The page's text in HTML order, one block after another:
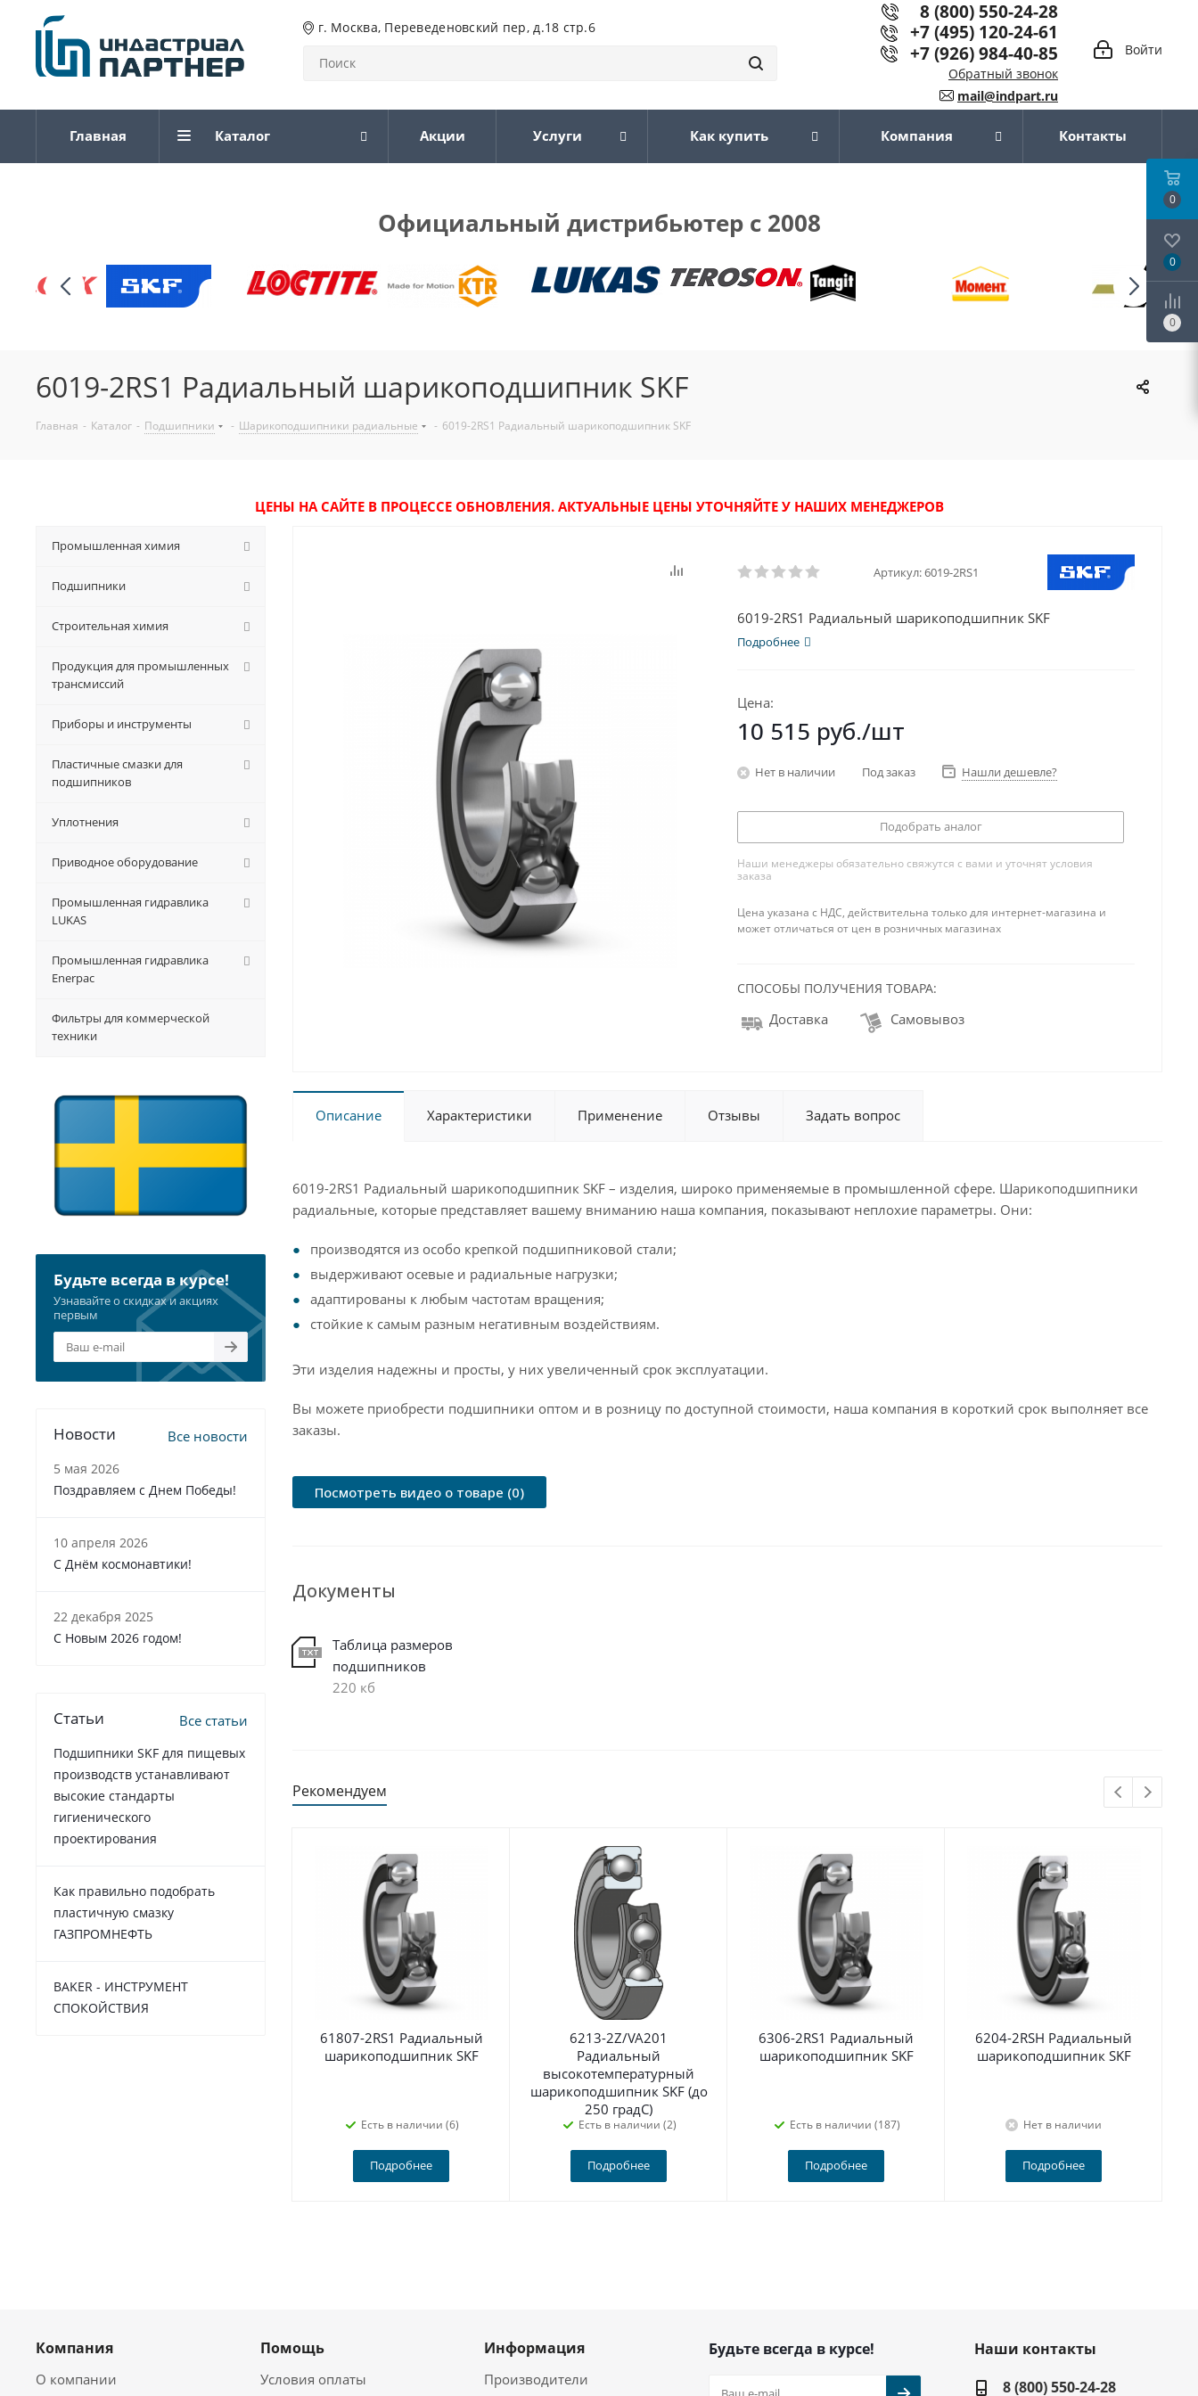
г. Москва, Переведеновский пер, д.18 стр.6
Войти
8 (800) 550-24-28
+7 (495) 120-24-61
+7 (926) 984-40-85
Обратный звонок
mail@indpart.ru
Главная Каталог Акции Услуги Как купить Компания Контакты
Официальный дистрибьютер с 2008
6019-2RS1 Радиальный шарикоподшипник SKF
Главная - Каталог - Подшипники - Шарикоподшипники радиальные - 6019-2RS1 Радиальный шарикоподшипник SKF
ЦЕНЫ НА САЙТЕ В ПРОЦЕССЕ ОБНОВЛЕНИЯ. АКТУАЛЬНЫЕ ЦЕНЫ УТОЧНЯЙТЕ У НАШИХ МЕНЕДЖЕРОВ
Артикул:6019-2RS1
6019-2RS1 Радиальный шарикоподшипник SKF
Подробнее
Цена:
10 515 руб./шт
Нет в наличии Под заказ Нашли дешевле?
Подобрать аналог
Наши менеджеры обязательно свяжутся с вами и уточнят условия
заказа
Цена указана с НДС, действительна только для интернет-магазина и
может отличаться от цен в розничных магазинах
СПОСОБЫ ПОЛУЧЕНИЯ ТОВАРА:
Доставка Самовывоз
Описание Характеристики Применение Отзывы Задать вопрос
6019-2RS1 Радиальный шарикоподшипник SKF – изделия, широко применяемые в промышленной сфере. Шарикоподшипники
радиальные, которые представляет вашему вниманию наша компания, показывают неплохие параметры. Они:
производятся из особо крепкой подшипниковой стали;
выдерживают осевые и радиальные нагрузки;
адаптированы к любым частотам вращения;
стойкие к самым разным негативным воздействиям.
Эти изделия надежны и просты, у них увеличенный срок эксплуатации.
Вы можете приобрести подшипники оптом и в розницу по доступной стоимости, наша компания в короткий срок выполняет все
заказы.
Посмотреть видео о товаре (0)
Документы
Таблица размеров
подшипников
220 кб
Рекомендуем
61807-2RS1 Радиальный
шарикоподшипник SKF
Есть в наличии (6)
Подробнее
6213-2Z/VA201
Радиальный
высокотемпературный
шарикоподшипник SKF (до
250 градС)
Есть в наличии (2)
Подробнее
6306-2RS1 Радиальный
шарикоподшипник SKF
Есть в наличии (187)
Подробнее
6204-2RSH Радиальный
шарикоподшипник SKF
Нет в наличии
Подробнее
Промышленная химия
Подшипники
Строительная химия
Продукция для промышленных
трансмиссий
Приборы и инструменты
Пластичные смазки для
подшипников
Уплотнения
Приводное оборудование
Промышленная гидравлика
LUKAS
Промышленная гидравлика
Enerpac
Фильтры для коммерческой
техники
Будьте всегда в курсе!
Узнавайте о скидках и акциях
первым
Новости Все новости
5 мая 2026
Поздравляем с Днем Победы!
10 апреля 2026
С Днём космонавтики!
22 декабря 2025
C Новым 2026 годом!
Статьи Все статьи
Подшипники SKF для пищевых
производств устанавливают
высокие стандарты
гигиенического
проектирования
Как правильно подобрать
пластичную смазку
ГАЗПРОМНЕФТЬ
BAKER - ИНСТРУМЕНТ
СПОКОЙСТВИЯ
Компания
О компании
Помощь
Условия оплаты
Информация
Производители
Будьте всегда в курсе!
Наши контакты
8 (800) 550-24-28
0
0
0